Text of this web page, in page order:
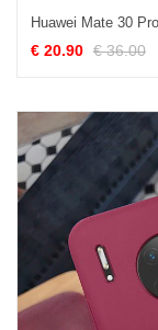
€ 20.90 € 36.00